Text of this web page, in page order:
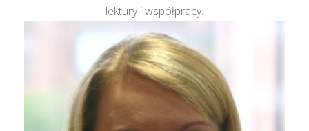
lektury i współpracy.